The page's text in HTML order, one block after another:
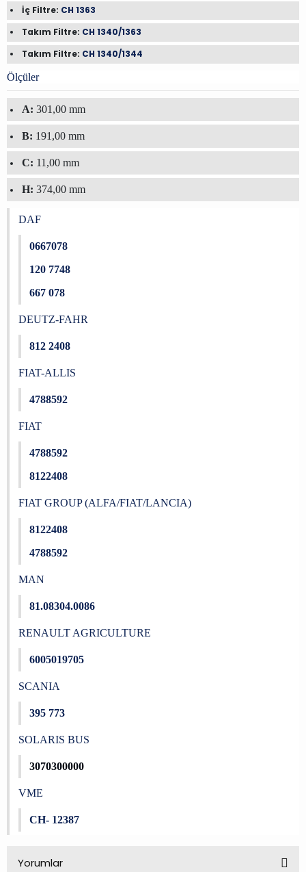
İç Filtre: CH 1363
Takım Filtre: CH 1340/1363
Takım Filtre: CH 1340/1344
Ölçüler
A: 301,00 mm
B: 191,00 mm
C: 11,00 mm
H: 374,00 mm
DAF
0667078
120 7748
667 078
DEUTZ-FAHR
812 2408
FIAT-ALLIS
4788592
FIAT
4788592
8122408
FIAT GROUP (ALFA/FIAT/LANCIA)
8122408
4788592
MAN
81.08304.0086
RENAULT AGRICULTURE
6005019705
SCANIA
395 773
SOLARIS BUS
3070300000
VME
CH- 12387
Yorumlar